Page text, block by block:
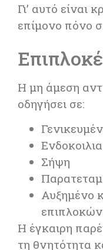
Γι’ αυτό είναι
επίμονο πόνο
Η μη άμεση
οδηγήσει σε:
Σήψη
Αυξημένο
επιπλοκών
Η έγκαιρη
τη θνητότητα